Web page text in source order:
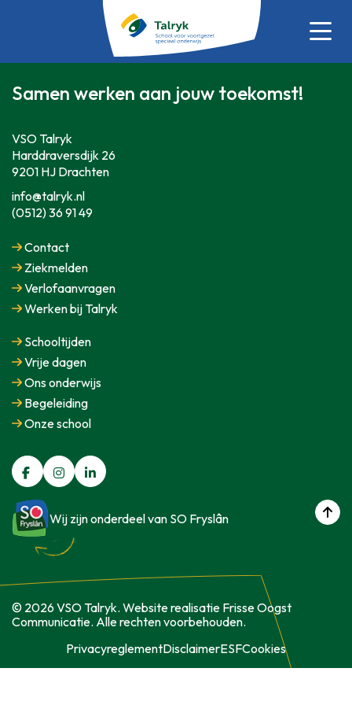
Samen werken aan jouw toekomst!
VSO Talryk
Harddraversdijk 26
9201 HJ Drachten
info@talryk.nl
(0512) 36 91 49
Contact
Ziekmelden
Verlofaanvragen
Werken bij Talryk
Schooltijden
Vrije dagen
Ons onderwijs
Begeleiding
Onze school
Wij zijn onderdeel van SO Fryslân
© 2026 VSO Talryk. Website realisatie Frisse Oogst
Communicatie. Alle rechten voorbehouden.
PrivacyreglementDisclaimerESFCookies